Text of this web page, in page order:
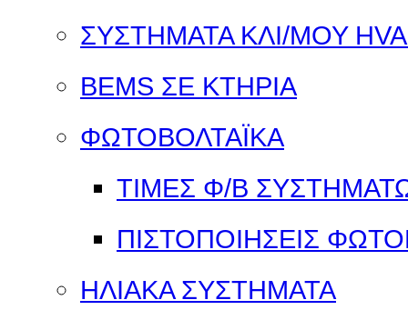
ΣΥΣΤΗΜΑΤΑ ΚΛΙ/ΜΟΥ
BEMS ΣΕ ΚΤΗΡΙΑ
ΦΩΤΟΒΟΛΤΑΪΚΑ
ΤΙΜΕΣ Φ/Β
ΠΙΣΤΟΠΟΙΗΣΕΙΣ
ΗΛΙΑΚΑ ΣΥΣΤΗΜΑΤΑ